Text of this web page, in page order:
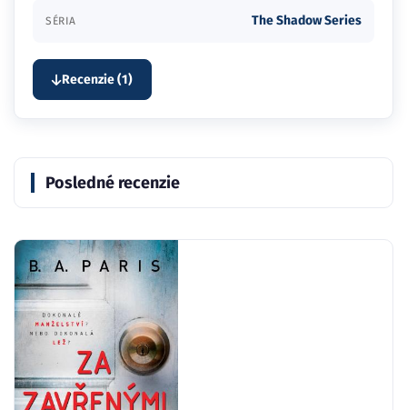
SÉRIA The Shadow Series
Recenzie (1)
Posledné recenzie